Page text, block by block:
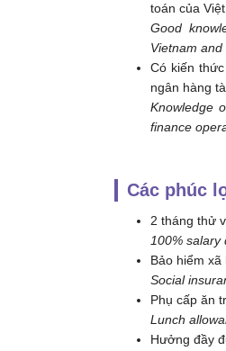
toán của
Good
Vietnam and
Có kiến
ngân hàng
Knowledge
finance
Các phúc
2 tháng thử
100% salary
Bảo hiểm xã
Social
Phụ cấp ăn
Lunch
Hưởng đầy